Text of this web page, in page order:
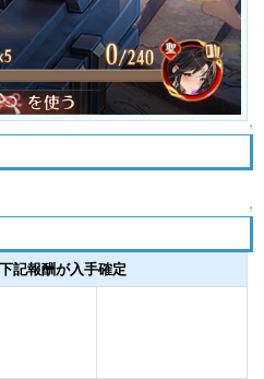
↑
↑
記報酬が入手確定